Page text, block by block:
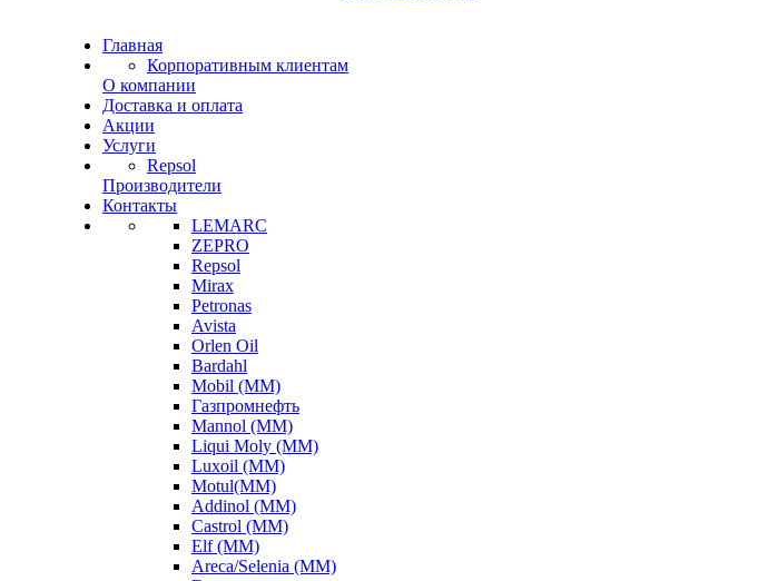
Главная
Корпоративным клиентам
О компании
Доставка и оплата
Акции
Услуги
Repsol
Производители
Контакты
LEMARC
ZEPRO
Repsol
Mirax
Petronas
Avista
Orlen Oil
Bardahl
Mobil (ММ)
Газпромнефть
Mannol (ММ)
Liqui Moly (ММ)
Luxoil (ММ)
Motul(ММ)
Addinol (ММ)
Castrol (ММ)
Elf (ММ)
Areca/Selenia (ММ)